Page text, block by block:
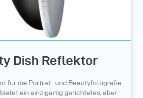
Dish Reflektor
für die Porträt- und Beautyfotografie.
bietet ein einzigartig gerichtetes, aber